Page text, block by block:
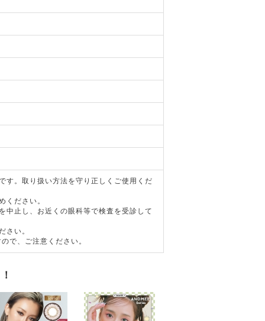
す。取り扱い方法を守り正しくご使用くだ
ください。
中止し、お近くの眼科等で検査を受診して
さい。
で、ご注意ください。